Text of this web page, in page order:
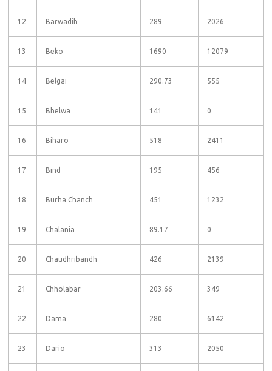
12 Barwadih 289 2026
13 Beko 1690 12079
14 Belgai 290.73 555
15 Bhelwa 141 0
16 Biharo 518 2411
17 Bind 195 456
18 Burha Chanch 451 1232
19 Chalania 89.17 0
20 Chaudhribandh 426 2139
21 Chholabar 203.66 349
22 Dama 280 6142
23 Dario 313 2050